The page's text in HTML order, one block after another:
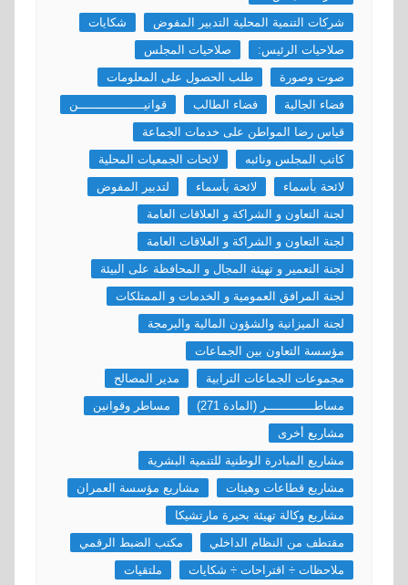
شركات التنمية المحلية التدبير المفوض
شكايات
صلاحيات الرئيس:
صلاحيات المجلس
صوت وصورة
طلب الحصول على المعلومات
فضاء الجالية
فضاء الطالب
قوانيــــــــــــــــــن
قياس رضا المواطن على خدمات الجماعة
كاتب المجلس ونائبه
لائحات الجمعيات المحلية
لائحة بأسماء
لائحة بأسماء
لتدبير المفوض
لجنة التعاون و الشراكة و العلاقات العامة
لجنة التعاون و الشراكة و العلاقات العامة
لجنة التعمير و تهيئة المجال و المحافظة على البيئة
لجنة المرافق العمومية و الخدمات و الممتلكات
لجنة الميزانية والشؤون المالية والبرمجة
مؤسسة التعاون بين الجماعات
مجموعات الجماعات الترابية
مدير المصالح
مساطـــــــــــــر (المادة 271)
مساطر وقوانين
مشاريع أخرى
مشاريع المبادرة الوطنية للتنمية البشرية
مشاريع قطاعات وهيئات
مشاريع مؤسسة العمران
مشاريع وكالة تهيئة بحيرة مارتشيكا
مقتطف من النظام الداخلي
مكتب الضبط الرقمي
ملاحظات ÷ اقتراحات ÷ شكايات
ملتقيات